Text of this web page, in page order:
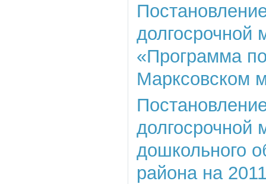
долгосрочной
«Программа
Марксовском
долгосрочной
дошкольного
района на